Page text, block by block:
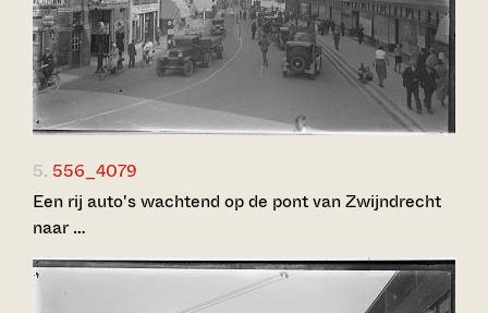
5. 556_4079
Een rij auto's wachtend op de pont van Zwijndrecht
naar …